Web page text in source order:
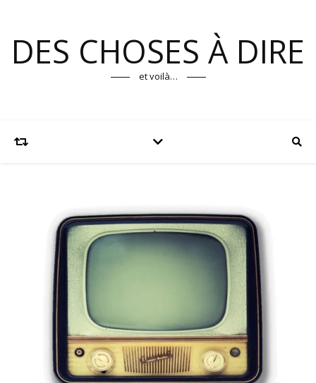
DES CHOSES À DIRE
et voilà…